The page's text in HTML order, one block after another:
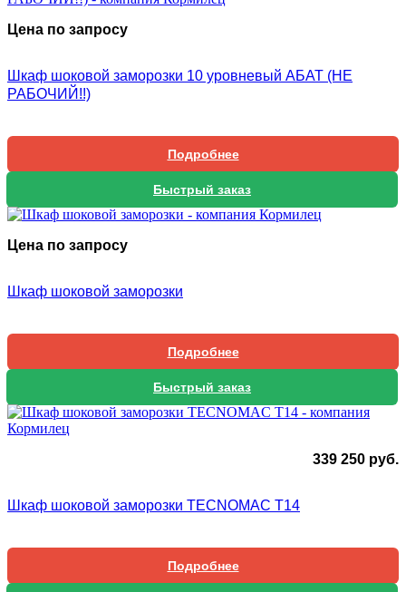
Цена по запросу
Шкаф шоковой заморозки 10 уровневый АБАТ (НЕ
РАБОЧИЙ!!)
Подробнее
Быстрый заказ
Цена по запросу
Шкаф шоковой заморозки
Подробнее
Быстрый заказ
339 250 руб.
Шкаф шоковой заморозки TECNOMAC T14
Подробнее